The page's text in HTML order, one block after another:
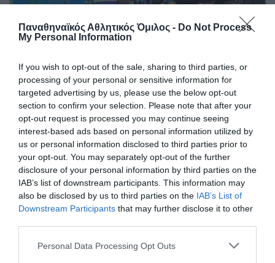
Παναθηναϊκός Αθλητικός Όμιλος - Do Not Process
My Personal Information
If you wish to opt-out of the sale, sharing to third parties, or
processing of your personal or sensitive information for
targeted advertising by us, please use the below opt-out
section to confirm your selection. Please note that after your
opt-out request is processed you may continue seeing
interest-based ads based on personal information utilized by
us or personal information disclosed to third parties prior to
your opt-out. You may separately opt-out of the further
disclosure of your personal information by third parties on the
IAB’s list of downstream participants. This information may
also be disclosed by us to third parties on the IAB’s List of
Downstream Participants that may further disclose it to other
Please note that this website/app uses one or more Google
Personal Data Processing Opt Outs
Στην Παγκόσμια ελίτ ο Κουλούρης
στο Παγκόσμιο πρωτάθλημα Κ20 στο Όρεγκον
καταλαμβάνοντας την ένατη θέση.
09.08.2026 ΣΤΙΒΟΣ